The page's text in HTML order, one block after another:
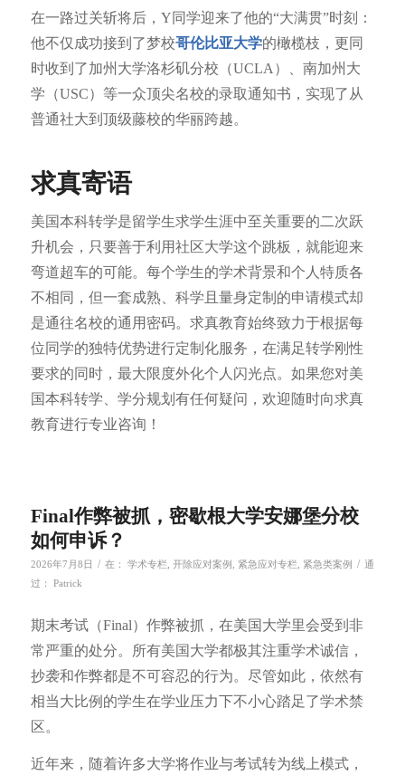
在一路过关斩将后，Y同学迎来了他的“大满贯”时刻：
他不仅成功接到了梦校哥伦比亚大学的橄榄枝，更同
时收到了加州大学洛杉矶分校（UCLA）、南加州大
学（USC）等一众顶尖名校的录取通知书，实现了从
普通社大到顶级藤校的华丽跨越。
求真寄语
美国本科转学是留学生求学生涯中至关重要的二次跃
升机会，只要善于利用社区大学这个跳板，就能迎来
弯道超车的可能。每个学生的学术背景和个人特质各
不相同，但一套成熟、科学且量身定制的申请模式却
是通往名校的通用密码。求真教育始终致力于根据每
位同学的独特优势进行定制化服务，在满足转学刚性
要求的同时，最大限度外化个人闪光点。如果您对美
国本科转学、学分规划有任何疑问，欢迎随时向求真
教育进行专业咨询！
Final作弊被抓，密歇根大学安娜堡分校
如何申诉？
2026年7月8日 / 在： 学术专栏, 开除应对案例 紧急应对专栏, 紧急类案例 / 通
过： Patrick
期末考试（Final）作弊被抓，在美国大学里会受到非
常严重的处分。所有美国大学都极其注重学术诚信，
抄袭和作弊都是不可容忍的行为。尽管如此，依然有
相当大比例的学生在学业压力下不小心踏足了学术禁
区。
近年来，随着许多大学将作业与考试转为线上模式，